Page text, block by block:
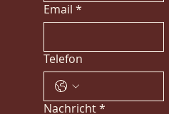
Email *
Telefon
Nachricht*